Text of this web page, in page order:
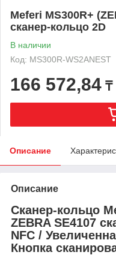
Meferi MS300R+
сканер-кольцо 2D
В наличии
Код: MS300R-WS2ANEST
166 572,84 ₸
Описание
Описание
Сканер-кольцо
ZEBRA SE4107
NFC /
Кнопка